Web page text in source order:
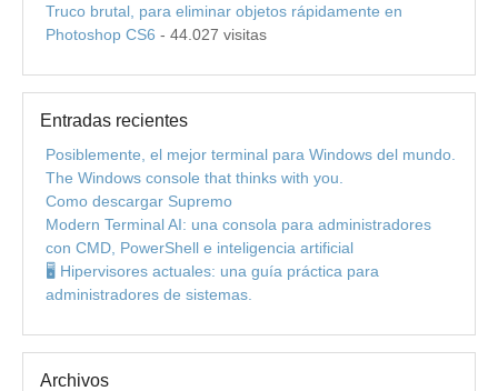
Truco brutal, para eliminar objetos rápidamente en
Photoshop CS6 - 44.027 visitas
Entradas recientes
Posiblemente, el mejor terminal para Windows del mundo.
The Windows console that thinks with you.
Como descargar Supremo
Modern Terminal AI: una consola para administradores
con CMD, PowerShell e inteligencia artificial
🖥️ Hipervisores actuales: una guía práctica para
administradores de sistemas.
Archivos